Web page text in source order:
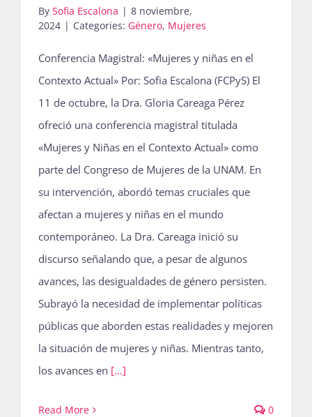
By Sofia Escalona | 8 noviembre,
2024 | Categories: Género, Mujeres
Conferencia Magistral: «Mujeres y niñas en el
Contexto Actual» Por: Sofia Escalona (FCPyS) El
11 de octubre, la Dra. Gloria Careaga Pérez
ofreció una conferencia magistral titulada
«Mujeres y Niñas en el Contexto Actual» como
parte del Congreso de Mujeres de la UNAM. En
su intervención, abordó temas cruciales que
afectan a mujeres y niñas en el mundo
contemporáneo. La Dra. Careaga inició su
discurso señalando que, a pesar de algunos
avances, las desigualdades de género persisten.
Subrayó la necesidad de implementar políticas
públicas que aborden estas realidades y mejoren
la situación de mujeres y niñas. Mientras tanto,
los avances en [...]
Read More 0